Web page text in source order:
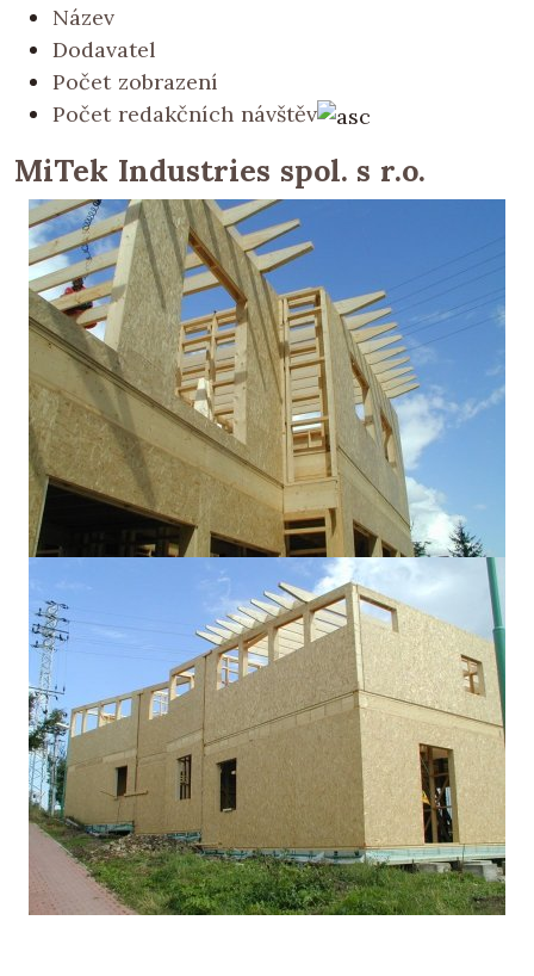
Název
Dodavatel
Počet zobrazení
Počet redakčních návštěv
MiTek Industries spol. s r.o.